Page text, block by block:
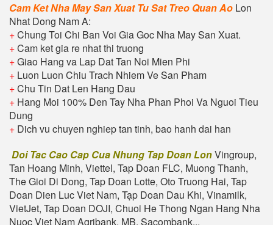
Cam Ket Nha May San Xuat Tu Sat Treo Quan Ao Lon
Nhat Dong Nam A:
+Chung Toi Chi Ban Voi Gia Goc Nha May San Xuat.
+Cam ket gia re nhat thi truong
+Giao Hang va Lap Dat Tan Noi Mien Phi
+ Luon Luon Chiu Trach Nhiem Ve San Pham
+Chu Tin Dat Len Hang Dau
+ Hang Moi 100% Den Tay Nha Phan Phoi Va Nguoi Tieu
Dung
+ Dich vu chuyen nghiep tan tinh, bao hanh dai han
Doi Tac Cao Cap Cua Nhung Tap Doan LonVingroup,
Tan Hoang Minh, Viettel, Tap Doan FLC, Muong Thanh,
The Gioi Di Dong, Tap Doan Lotte, Oto Truong Hai, Tap
Doan Dien Luc Viet Nam, Tạp Doan Dau Khi, Vinamilk,
VietJet, Tap Doan DOJI, Chuoi He Thong Ngan Hang Nha
Nuoc Viet Nam Agribank, MB, Sacombank...